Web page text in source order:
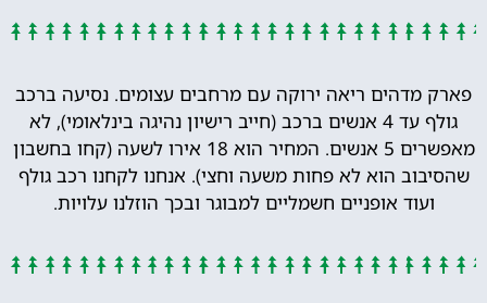
פארק מדהים ריאה ירוקה עם מרחבים עצומים. נסיעה ברכב
גולף עד 4 אנשים ברכב (חייב רישיון נהיגה בינלאומי), לא
מאפשרים 5 אנשים. המחיר הוא 18 אירו לשעה (קחו בחשבון
שהסיבוב הוא לא פחות משעה וחצי). אנחנו לקחנו רכב גולף
ועוד אופניים חשמליים למבוגר ובכך הוזלנו עלויות.